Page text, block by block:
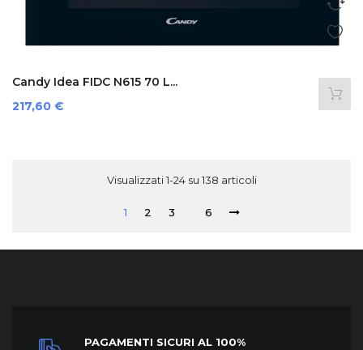
Candy Idea FIDC N615 70 L...
Prezzo
217,60 €
Visualizzati 1-24 su 138 articoli
1 2 3 6
PAGAMENTI SICURI AL 100%